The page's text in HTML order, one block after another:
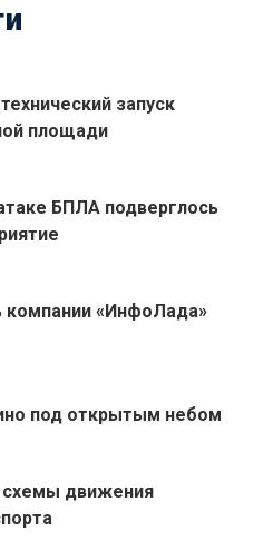
запуск
площади
БПЛА подверглось
компании «ИнфоЛада»
под открытым небом
схемы движения